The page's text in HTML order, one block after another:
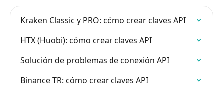
Kraken Classic y PRO: cómo crear claves API
HTX (Huobi): cómo crear claves API
Solución de problemas de conexión API
Binance TR: cómo crear claves API